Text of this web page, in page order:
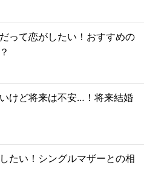
って恋がしたい！おすすめの
けど将来は不安…！将来結婚
たい！シングルマザーとの相